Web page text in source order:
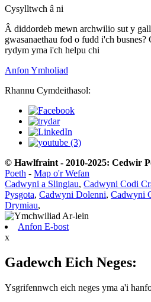
Cysylltwch â ni
Â diddordeb mewn archwilio sut y
gwasanaethau fod o fudd i'ch
rydym yma i'ch helpu chi
Anfon Ymholiad
Rhannu Cymdeithasol:
© Hawlfraint - 2010-2025: Cedwir
Poeth - Map o'r Wefan
Cadwyni a Slingiau, Cadwyni Codi
Pysgota, Cadwyni Dolenni, Cadwyni
Drymiau,
Anfon E-bost
x
Gadewch Eich Neges:
Ysgrifennwch eich neges yma a'i